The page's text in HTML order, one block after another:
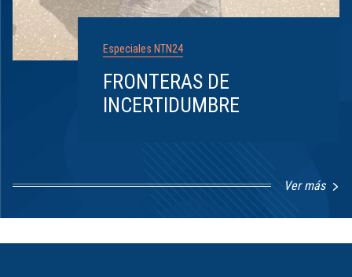
Especiales NTN24
FRONTERAS DE
INCERTIDUMBRE
Ver más
8